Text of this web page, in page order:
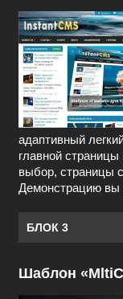
адаптивный
главной
выбор, страницы
Демонстрацию вы
БЛОК 3
Шаблон